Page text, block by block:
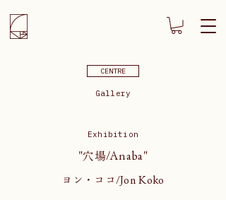
CENTRE
Gallery
Exhibition
"穴場/Anaba"
ヨン・ココ/Jon Koko